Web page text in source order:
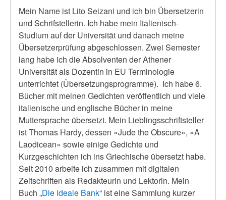
Mein Name ist Lito Seizani und ich bin Übersetzerin
und Schrifstellerin. Ich habe mein Italienisch-
Studium auf der Universität und danach meine
Übersetzerprüfung abgeschlossen. Zwei Semester
lang habe ich die Absolventen der Athener
Universität als Dozentin in EU Terminologie
unterrichtet (Übersetzungsprogramme). Ich habe 6.
Bücher mit meinen Gedichten veröffentlich und viele
italienische und englische Bücher in meine
Muttersprache übersetzt. Mein Lieblingsschriftsteller
ist Thomas Hardy, dessen «Jude the Obscure», «A
Laodicean» sowie einige Gedichte und
Κurzgeschichten ich ins Griechische übersetzt habe.
Seit 2010 arbeite ich zusammen mit digitalen
Zeitschriften als Redakteurin und Lektorin. Mein
Buch „Die ideale Bank“ ist eine Sammlung kurzer